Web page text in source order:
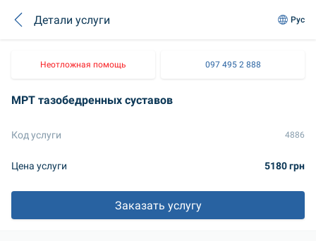
Детали услуги Рус
Неотложная помощь 097 495 2 888
МРТ тазобедренных суставов
Код услуги 4886
Цена услуги 5180 грн
Заказать услугу